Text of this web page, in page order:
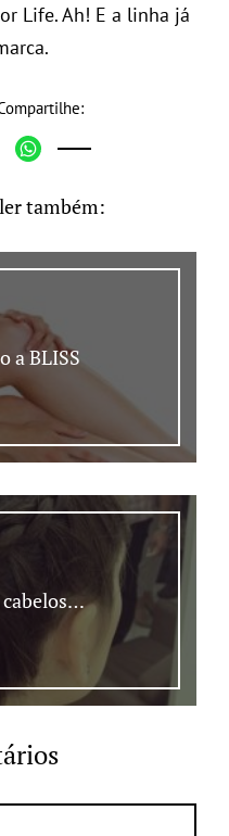
Life. Ah! E a linha já
também:
a BLISS
cabelos…